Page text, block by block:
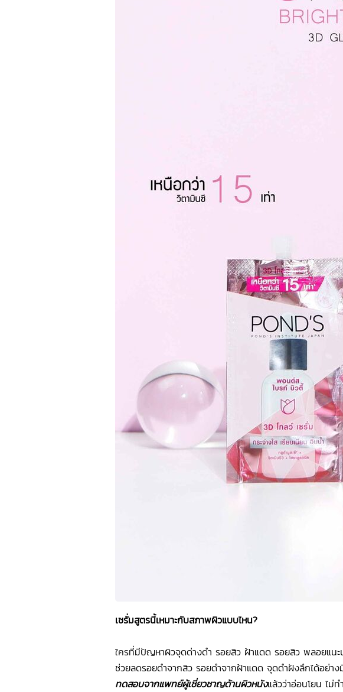
เซรั่มสูตรนี้เหมาะกับสภาพผิวแบบไหน?
ใครที่มีปัญหาผิวจุดด่างดำ รอยสิว ฝ้าแดด รอยสิว พลอยแน
ช่วยลดรอยดำจากสิว รอยดำจากฝ้าแดด จุดดำฝังลึกได้อย่า
ทดสอบจากแพทย์ผู้เชี่ยวชาญด้านผิวหนังแล้วว่าอ่อนโยน ไม่